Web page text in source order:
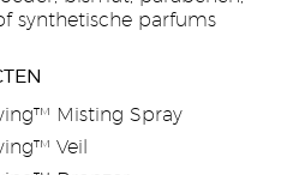
synthetische parfums
Misting Spray
Veil